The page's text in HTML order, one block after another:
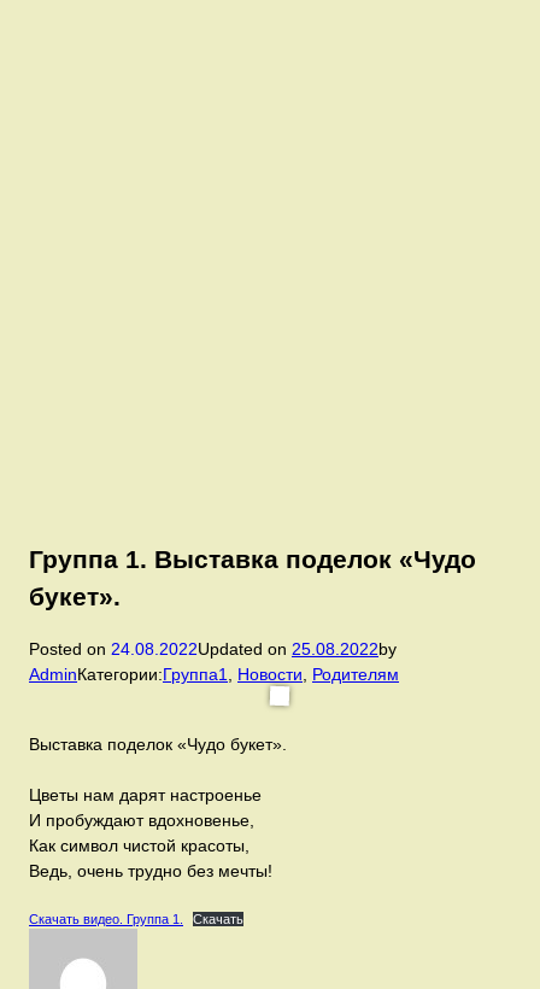
Группа 1. Выставка поделок «Чудо
букет».
Posted on 24.08.2022Updated on 25.08.2022by
AdminКатегории:Группа1 Новости Родителям
Выставка поделок «Чудо букет».
Цветы нам дарят настроенье
И пробуждают вдохновенье,
Как символ чистой красоты,
Ведь, очень трудно без мечты!
Скачать видео. Группа 1. Скачать